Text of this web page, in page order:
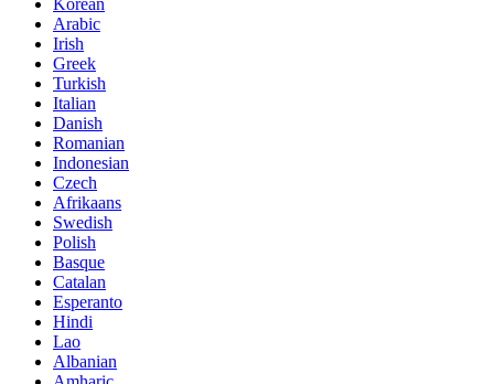
Arabic
Irish
Greek
Turkish
Italian
Danish
Romanian
Indonesian
Czech
Afrikaans
Swedish
Polish
Basque
Catalan
Esperanto
Hindi
Lao
Albanian